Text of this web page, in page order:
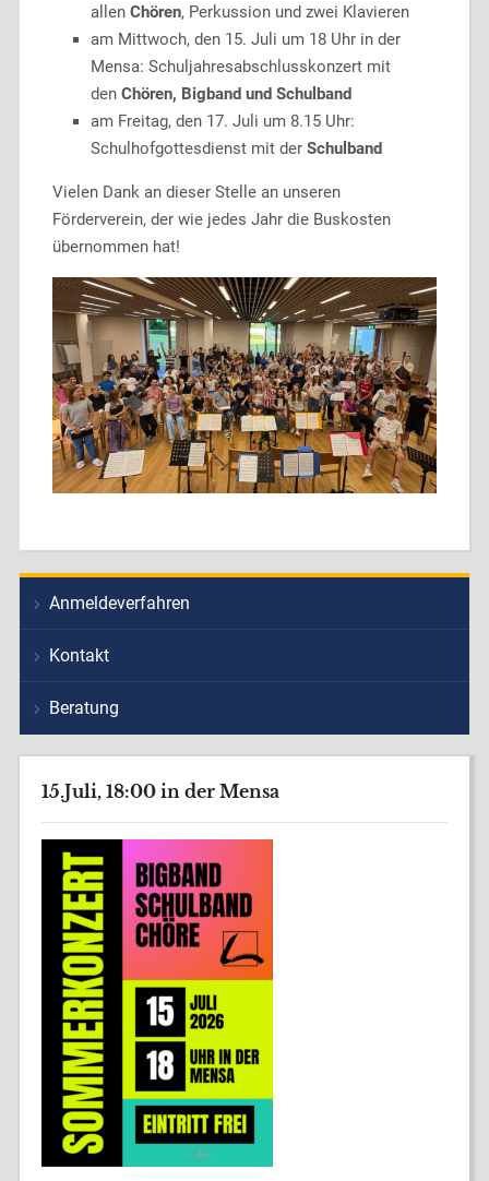
allen Chören, Perkussion und zwei Klavieren
am Mittwoch, den 15. Juli um 18 Uhr in der
Mensa: Schuljahresabschlusskonzert mit
den Chören, Bigband und Schulband
am Freitag, den 17. Juli um 8.15 Uhr:
Schulhofgottesdienst mit der Schulband
Vielen Dank an dieser Stelle an unseren
Förderverein, der wie jedes Jahr die Buskosten
übernommen hat!
Anmeldeverfahren
Kontakt
Beratung
15.Juli, 18:00 in der Mensa